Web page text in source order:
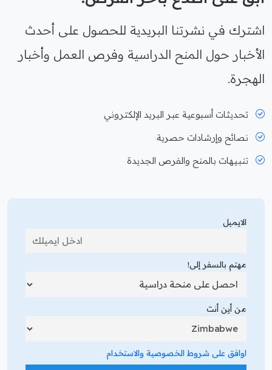
اشترك في نشرتنا البريدية للحصول على أحدث
الأخبار حول المنح الدراسية وفرص العمل وأخبار
الهجرة.
تحديثات أسبوعية عبر البريد الإلكتروني
نصائح وإرشادات حصرية
تنبيهات بالمنح والفرص الجديدة
الايميل
مهتم بالسفر إلى!
من أين أنت
اوافق على شروط الخصوصية والاستخدام